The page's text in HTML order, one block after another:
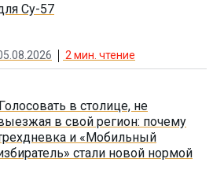
Су-57
2 мин. чтение
Голосовать в столице, не
в свой регион: почему
и «Мобильный
стали новой нормой